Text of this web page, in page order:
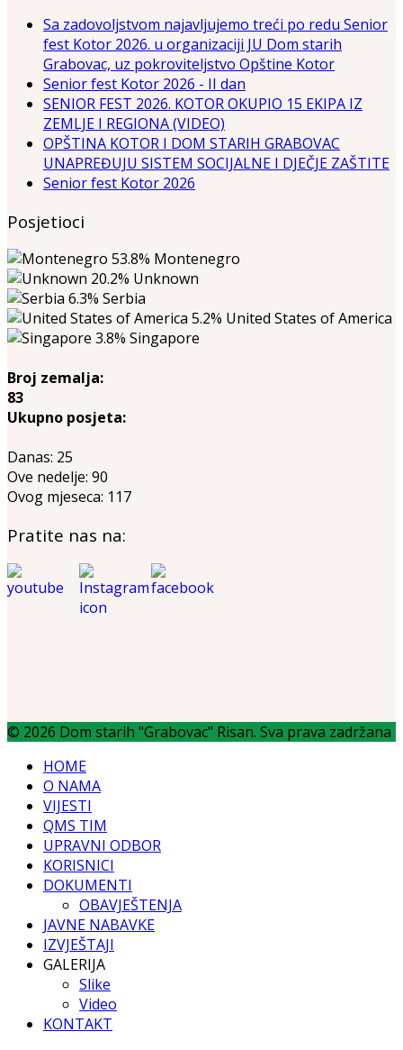
Sa zadovoljstvom najavljujemo treći po redu Senior
fest Kotor 2026. u organizaciji JU Dom starih
Grabovac, uz pokroviteljstvo Opštine Kotor
Senior fest Kotor 2026 - II dan
SENIOR FEST 2026. KOTOR OKUPIO 15 EKIPA IZ
ZEMLJE I REGIONA (VIDEO)
OPŠTINA KOTOR I DOM STARIH GRABOVAC
UNAPREĐUJU SISTEM SOCIJALNE I DJEČJE ZAŠTITE
Senior fest Kotor 2026
Posjetioci
53.8% Montenegro
20.2% Unknown
6.3% Serbia
5.2% United States of America
3.8% Singapore
Broj zemalja:
83
Ukupno posjeta:
Danas: 25
Ove nedelje: 90
Ovog mjeseca: 117
Pratite nas na:
© 2026 Dom starih "Grabovac" Risan. Sva prava zadržana
HOME
O NAMA
VIJESTI
QMS TIM
UPRAVNI ODBOR
KORISNICI
DOKUMENTI
OBAVJEŠTENJA
JAVNE NABAVKE
IZVJEŠTAJI
GALERIJA
Slike
Video
KONTAKT